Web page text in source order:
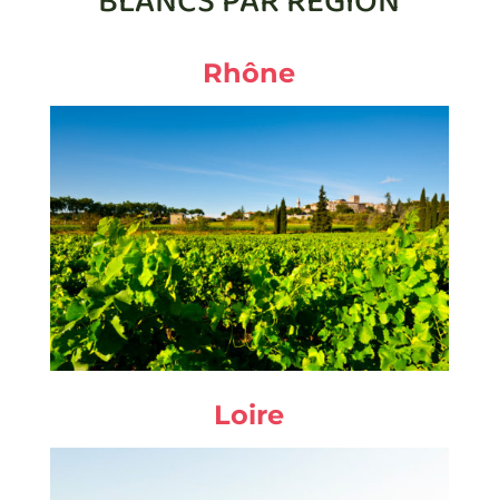
Rhône
Loire